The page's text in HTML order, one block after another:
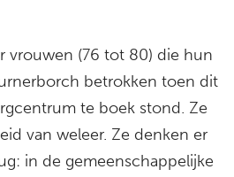
vrouwen (76 tot 80) die hun
betrokken toen dit
te boek stond. Ze
van weleer. Ze denken er
in de gemeenschappelijke